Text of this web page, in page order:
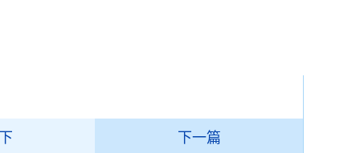
下一篇